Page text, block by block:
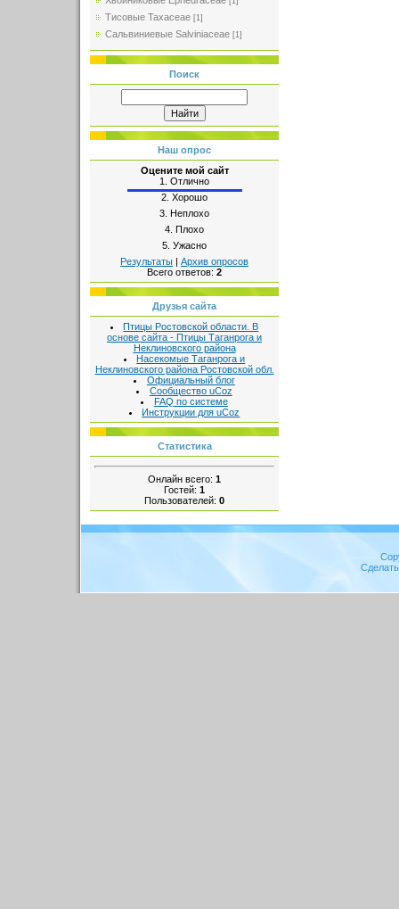
Тисовые Taxaceae [1]
Сальвиниевые Salviniaceae [1]
Поиск
Наш опрос
Оцените мой сайт
1. Отлично
2. Хорошо
3. Неплохо
4. Плохо
5. Ужасно
Результаты | Архив опросов
Всего ответов: 2
Друзья сайта
Птицы Ростовской области. В
основе сайта - Птицы Таганрога и
Неклиновского района
Насекомые Таганрога и
Неклиновского района Ростовской обл.
Официальный блог
Сообщество uCoz
FAQ по системе
Инструкции для uCoz
Статистика
Онлайн всего: 1
Гостей: 1
Пользователей: 0